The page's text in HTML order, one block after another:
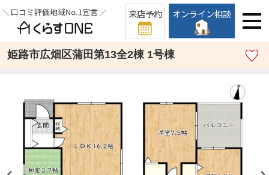
来店予約 オンライン相談
姫路市広畑区蒲田第13全2棟 1号棟